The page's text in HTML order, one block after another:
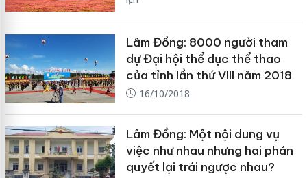
Lâm Đồng: 8000 người tham
dự Đại hội thể dục thể thao
của tỉnh lần thứ VIII năm 2018
16/10/2018
Lâm Đồng: Một nội dung vụ
việc như nhau nhưng hai phán
quyết lại trái ngược nhau?